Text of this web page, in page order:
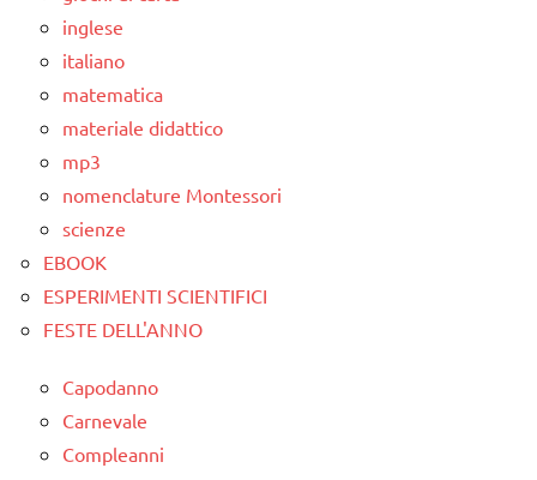
TUTTI GLI
ARGOMENTI
PER ETA'
TUTTI GLI
ARTICOLI
ESPERIMENTI
SCIENTIFICI
GUIDA
DIDATTICA
SCIENZE
scienze:
fisica e
chimica
TUTTI GLI
PER ETA'
TUTTI GLI
inglese
italiano
matematica
materiale didattico
mp3
nomenclature Montessori
scienze
EBOOK
ESPERIMENTI SCIENTIFICI
FESTE DELL'ANNO
Capodanno
Carnevale
Compleanni